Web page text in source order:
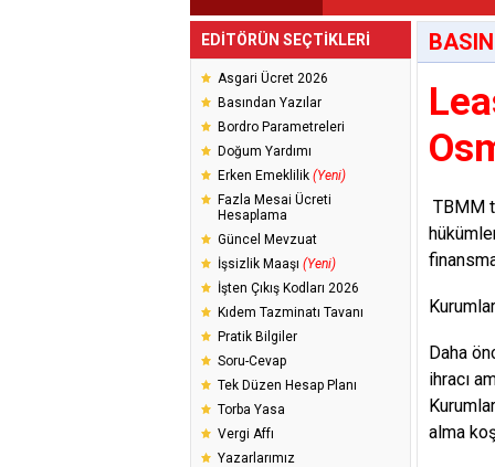
EDİTÖRÜN SEÇTİKLERİ
Asgari Ücret 2026
Basından Yazılar
Bordro Parametreleri
Doğum Yardımı
Erken Emeklilik (Yeni)
Fazla Mesai Ücreti
Hesaplama
Güncel Mevzuat
İşsizlik Maaşı (Yeni)
İşten Çıkış Kodları 2026
Kıdem Tazminatı Tavanı
Pratik Bilgiler
Soru-Cevap
Tek Düzen Hesap Planı
Torba Yasa
Vergi Affı
Yazarlarımız
TBMM
Daha
ihracı
alma